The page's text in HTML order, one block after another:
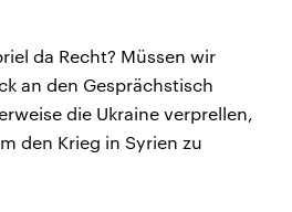
da Recht? Müssen wir
an den Gesprächstisch
die Ukraine verprellen,
den Krieg in Syrien zu